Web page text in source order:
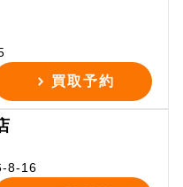
買取予約
8-16